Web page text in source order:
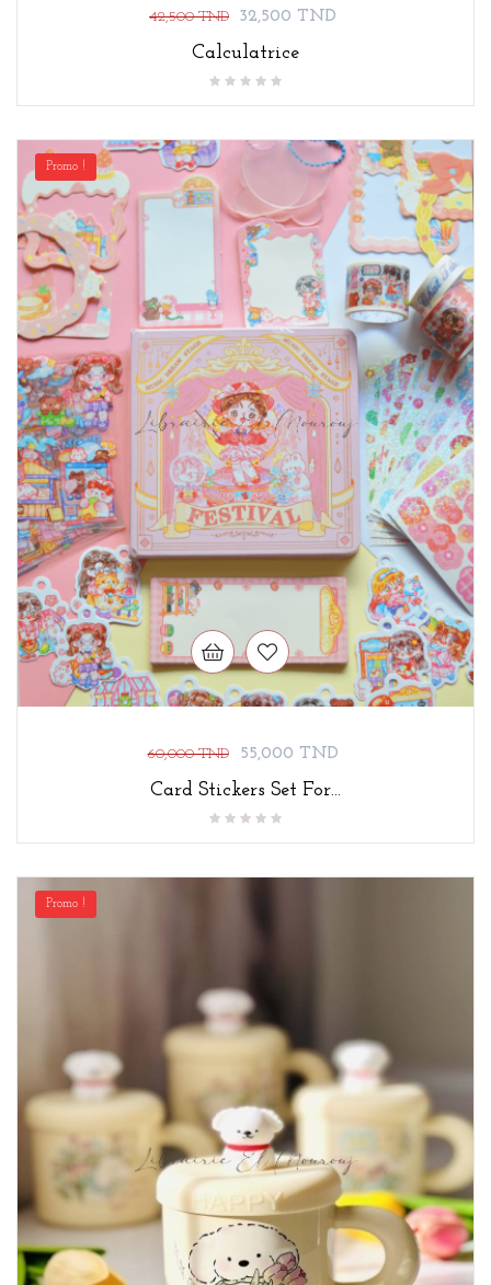
Prix
42,500 TND Prix
32,500 TND
Calculatrice
Promo !
Prix
base
60,000 TND Prix
55,000 TND
Card Stickers Set For...
Promo !